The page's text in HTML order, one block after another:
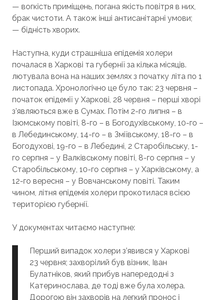
— вогкість приміщень, погана якість повітря в них,
брак чистоти. А також інші антисанітарні умови;
— бідність хворих.
Наступна, куди страшніша епідемія холери
почалася в Харкові та губернії за кілька місяців.
лютувала вона на наших землях з початку літа по 1
листопада. Хронологічно це було так: 23 червня –
початок епідемії у Харкові, 28 червня – перші хворі
з’являються вже в Сумах. Потім 2-го липня – в
Ізюмському повіті, 8-го – в Богодухівському, 10-го –
в Лебединському, 14-го – в Зміївському, 18-го – в
Богодухові, 19-го – в Лебедині, 2 Старобільську, 1-
го серпня – у Валківському повіті, 8-го серпня – у
Старобільському, 10-го серпня – у Харківському, а
12-го вересня – у Вовчанському повіті. Таким
чином, літня епідемія холери прокотилася всією
територією губернії.
У документах читаємо наступне:
Перший випадок холери з’явився у Харкові
23 червня; захворілий був візник, Іван
Булатніков, який прибув напередодні з
Катеринослава, де тоді вже була холера.
Дорогою він захворів на легкий пронос і